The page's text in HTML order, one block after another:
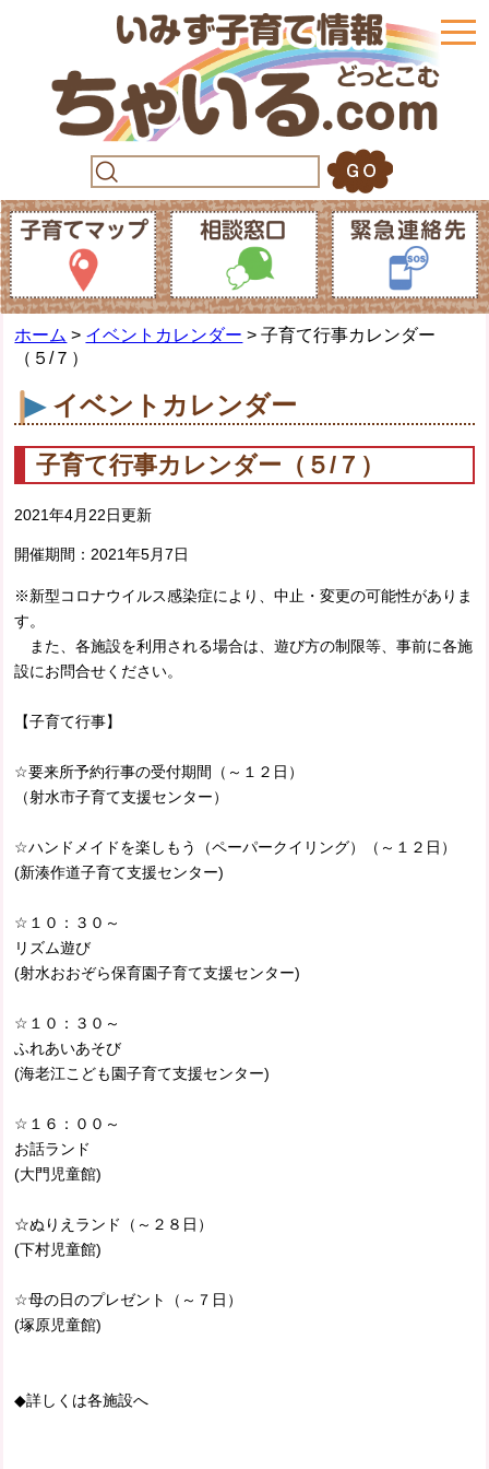
ホーム > イベントカレンダー > 子育て行事カレンダー
（５/７）
イベントカレンダー
子育て行事カレンダー（５/７）
2021年4月22日更新
開催期間： 2021年5月7日
※新型コロナウイルス感染症により、中止・変更の可能性がありま
す。
また、各施設を利用される場合は、遊び方の制限等、事前に各施
設にお問合せください。
【子育て行事】
☆要来所予約行事の受付期間（～１２日）
（射水市子育て支援センター）
☆ハンドメイドを楽しもう（ペーパークイリング）（～１２日）
(新湊作道子育て支援センター)
☆１０：３０～
リズム遊び
(射水おおぞら保育園子育て支援センター)
☆１０：３０～
ふれあいあそび
(海老江こども園子育て支援センター)
☆１６：００～
お話ランド
(大門児童館)
☆ぬりえランド（～２８日）
(下村児童館)
☆母の日のプレゼント（～７日）
(塚原児童館)
◆詳しくは各施設へ